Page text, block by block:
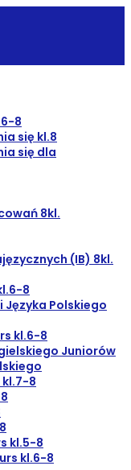
8
się kl.8
się dla
8kl.
(IB) 8kl.
8
Polskiego
kl.6-8
Juniorów
8
kl.5-8
kl.6-8